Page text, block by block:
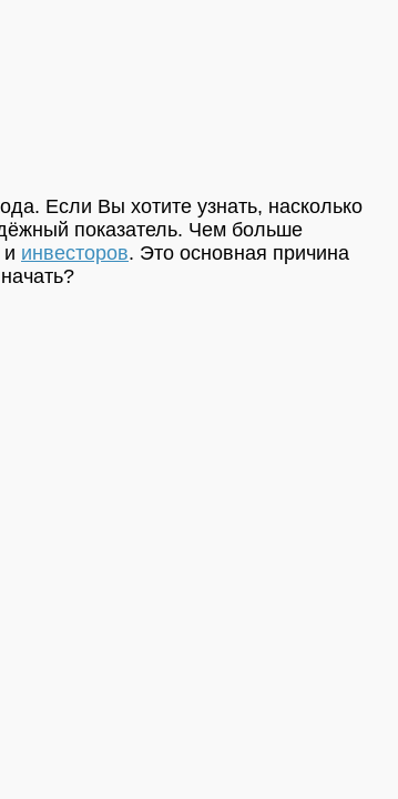
Если Вы хотите узнать, насколько
показатель. Чем больше
инвесторов. Это основная причина